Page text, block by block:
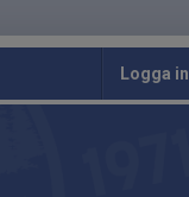
Logga in